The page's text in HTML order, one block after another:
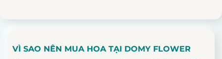
VÌ SAO NÊN MUA HOA TẠI DOMY FLOWER